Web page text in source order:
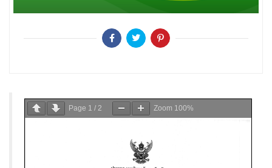
Page 1 / 2 Zoom 100%